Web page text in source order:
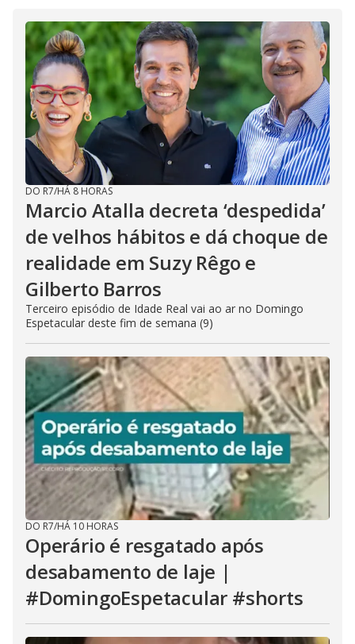
DO R7/HÁ 8 HORAS
Marcio Atalla decreta ‘despedida’
de velhos hábitos e dá choque de
realidade em Suzy Rêgo e
Gilberto Barros
Terceiro episódio de Idade Real vai ao ar no Domingo
Espetacular deste fim de semana (9)
DO R7/HÁ 10 HORAS
Operário é resgatado após
desabamento de laje |
#DomingoEspetacular #shorts